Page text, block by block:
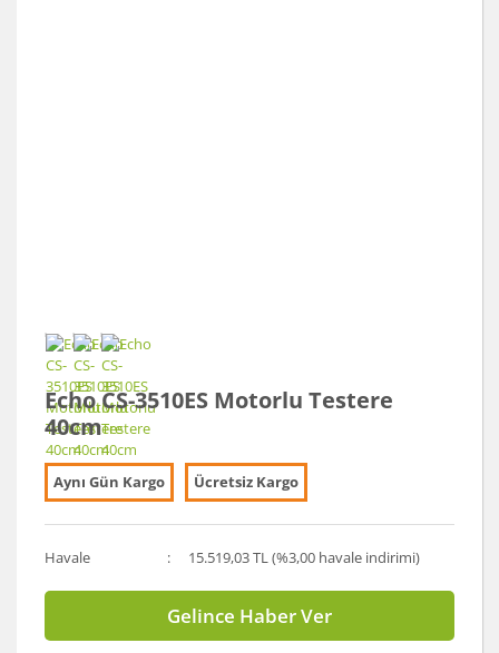
Echo CS-3510ES Motorlu Testere
40cm
Aynı Gün Kargo Ücretsiz Kargo
Havale 15.519,03 TL (%3,00 havale indirimi)
Gelince Haber Ver